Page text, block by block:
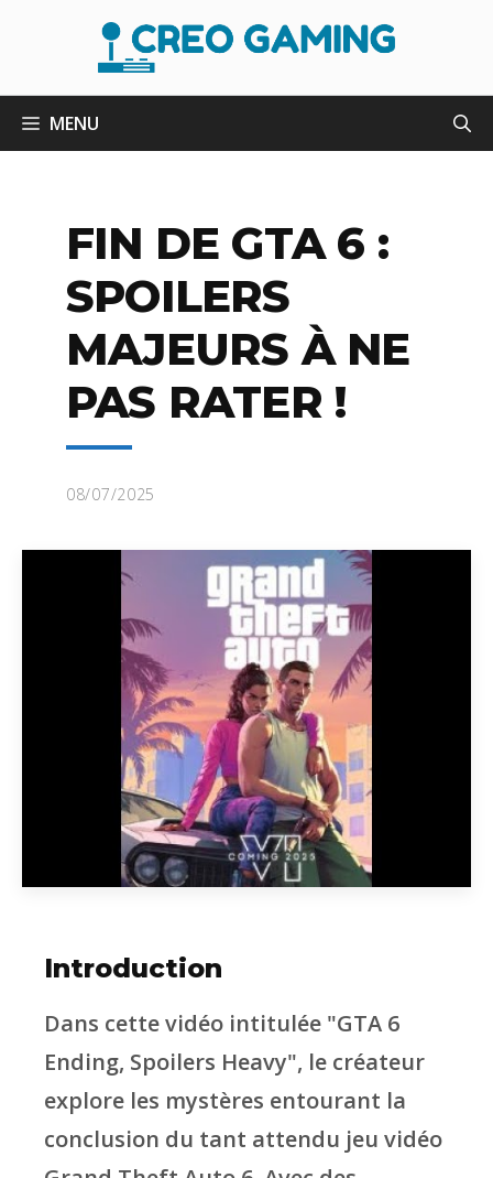
MENU
FIN DE GTA 6 :
SPOILERS
MAJEURS À NE
PAS RATER !
08/07/2025
Introduction
Dans cette vidéo intitulée "GTA 6
Ending, Spoilers Heavy", le créateur
explore les mystères entourant la
conclusion du tant attendu jeu vidéo